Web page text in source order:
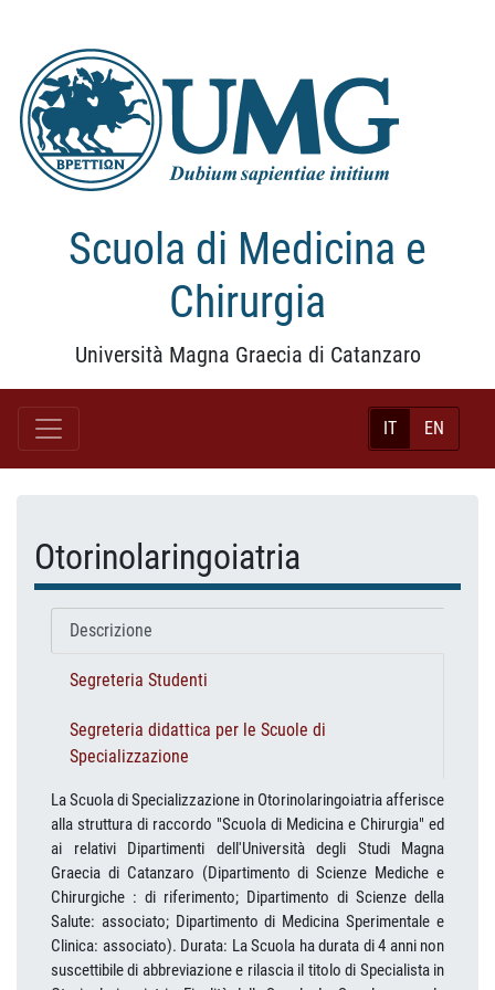
Scuola di Medicina e
Chirurgia
Università Magna Graecia di Catanzaro
IT EN
Otorinolaringoiatria
Descrizione
Segreteria Studenti
Segreteria didattica per le Scuole di
Specializzazione
La Scuola di Specializzazione in Otorinolaringoiatria afferisce
alla struttura di raccordo "Scuola di Medicina e Chirurgia" ed
ai relativi Dipartimenti dell'Università degli Studi Magna
Graecia di Catanzaro (Dipartimento di Scienze Mediche e
Chirurgiche : di riferimento; Dipartimento di Scienze della
Salute: associato; Dipartimento di Medicina Sperimentale e
Clinica: associato). Durata: La Scuola ha durata di 4 anni non
suscettibile di abbreviazione e rilascia il titolo di Specialista in